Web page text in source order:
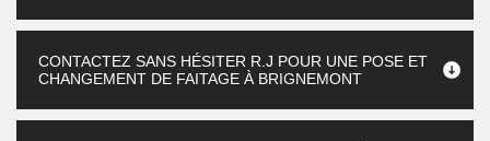
CONTACTEZ SANS HÉSITER R.J POUR UNE POSE ET
CHANGEMENT DE FAITAGE À BRIGNEMONT